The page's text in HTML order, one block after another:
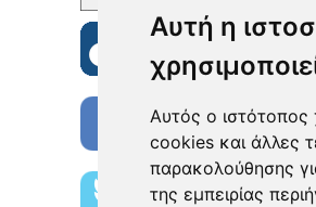
Αυτή η
Αυτός ο ιστότοπος
cookies και άλλες
παρακολούθησης
της εμπειρίας